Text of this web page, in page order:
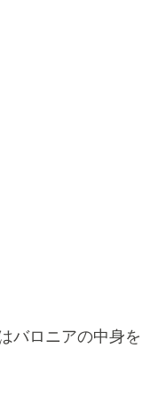
バロニアの中身を